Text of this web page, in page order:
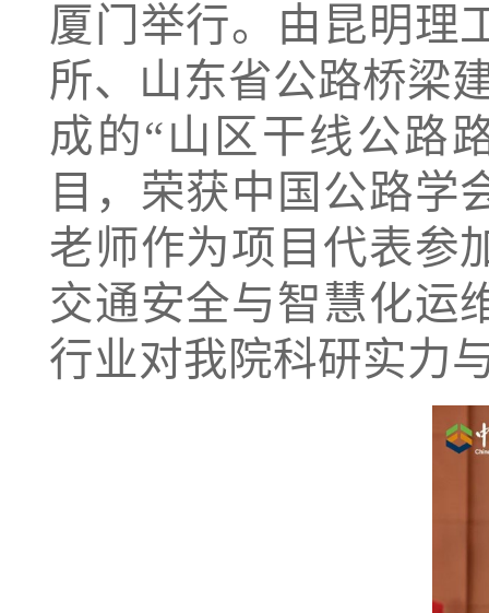
厦门举行。由昆明理
所、山东省公路桥梁
成的“山区干线公路
目，荣获中国公路学
老师作为项目代表参
交通安全与智慧化运
行业对我院科研实力